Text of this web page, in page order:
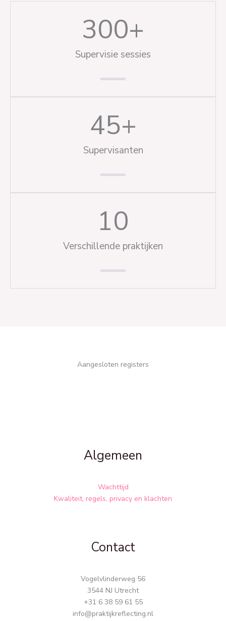
Supervisie sessies
300+
Supervisanten
45+
Verschillende praktijken
10
Aangesloten registers
Algemeen
Wachttijd
Kwaliteit, regels, privacy en klachten
Contact
Vogelvlinderweg 56
3544 NJ Utrecht
+31 6 38 59 61 55
info@praktijkreflecting.nl